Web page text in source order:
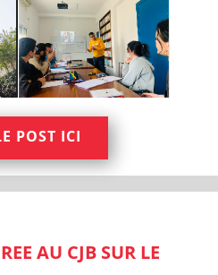
POST ICI
AU CJB SUR LE